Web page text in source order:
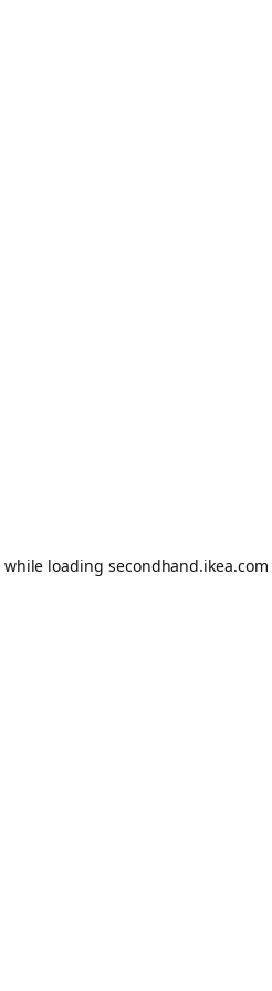
while loading secondhand.ikea.com